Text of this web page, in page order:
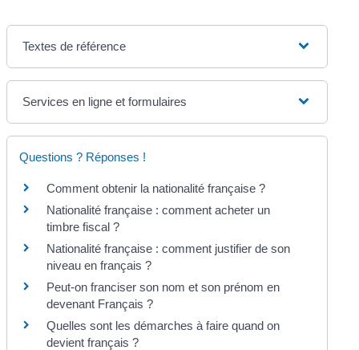
Textes de référence
Services en ligne et formulaires
Questions ? Réponses !
Comment obtenir la nationalité française ?
Nationalité française : comment acheter un
timbre fiscal ?
Nationalité française : comment justifier de son
niveau en français ?
Peut-on franciser son nom et son prénom en
devenant Français ?
Quelles sont les démarches à faire quand on
devient français ?